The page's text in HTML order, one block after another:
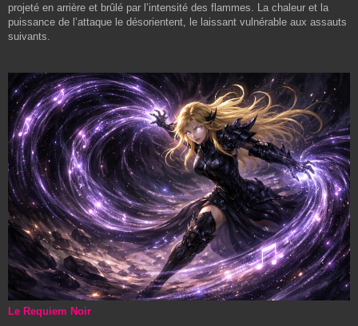
projeté en arrière et brûlé par l’intensité des flammes. La chaleur et la
puissance de l’attaque le désorientent, le laissant vulnérable aux assauts
suivants.
Le Requiem Noir